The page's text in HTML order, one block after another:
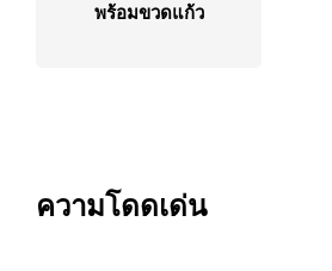
พร้อมขวดแก้ว
ความโดดเด่น